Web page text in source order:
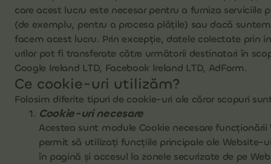
care acest lucru este necesar pentru a furniza serviciile
(de exemplu, pentru a procesa plățile) sau dacă
facem acest lucru. Prin excepție, datele colectate prin
urilor pot fi transferate către următorii destinatari în
Google Ireland LTD, Facebook Ireland LTD, AdForm.
Ce cookie-uri utilizăm?
Folosim diferite tipuri de cookie-uri ale căror scopuri
Cookie-uri necesare
Acestea sunt module Cookie necesare
permit să utilizați funcțiile principale ale Website-
în pagină şi accesul la zonele securizate de pe